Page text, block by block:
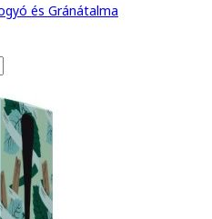
és Gránátalma